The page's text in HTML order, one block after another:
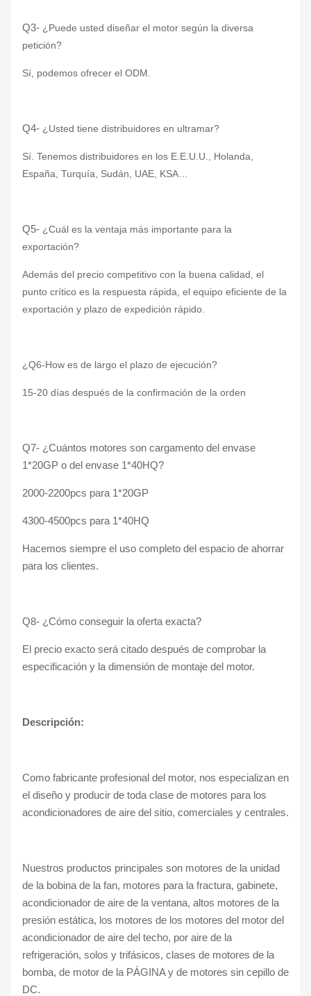
Q3- ¿Puede usted diseñar el motor según la diversa
petición?
Sí, podemos ofrecer el ODM.
Q4- ¿Usted tiene distribuidores en ultramar?
Sí. Tenemos distribuidores en los E.E.U.U., Holanda,
España, Turquía, Sudán, UAE, KSA…
Q5- ¿Cuál es la ventaja más importante para la
exportación?
Además del precio competitivo con la buena calidad, el
punto crítico es la respuesta rápida, el equipo eficiente de la
exportación y plazo de expedición rápido.
¿Q6-How es de largo el plazo de ejecución?
15-20 días después de la confirmación de la orden
Q7- ¿Cuántos motores son cargamento del envase
1*20GP o del envase 1*40HQ?
2000-2200pcs para 1*20GP
4300-4500pcs para 1*40HQ
Hacemos siempre el uso completo del espacio de ahorrar
para los clientes.
Q8- ¿Cómo conseguir la oferta exacta?
El precio exacto será citado después de comprobar la
especificación y la dimensión de montaje del motor.
Descripción:
Como fabricante profesional del motor, nos especializan en
el diseño y producir de toda clase de motores para los
acondicionadores de aire del sitio, comerciales y centrales.
Nuestros productos principales son motores de la unidad
de la bobina de la fan, motores para la fractura, gabinete,
acondicionador de aire de la ventana, altos motores de la
presión estática, los motores de los motores del motor del
acondicionador de aire del techo, por aire de la
refrigeración, solos y trifásicos, clases de motores de la
bomba, de motor de la PÁGINA y de motores sin cepillo de
DC.